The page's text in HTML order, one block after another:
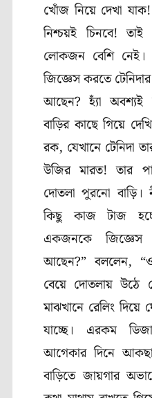
খোঁজ নিয়ে দেখা
নিশ্চয়ই চিনবে!
লোকজন বেশি নেই।
জিজ্ঞেস করতে
আছেন?হ্যাঁ
বাড়ির কাছে গিয়ে
রক, যেখানে টেনিদা
উজির মারত! তার
দোতলা পুরনো বাড়ি।
কিছু কাজ টাজ
একজনকে জিজ্ঞেস
আছেন?”বললেন, “
বেয়ে দোতলায় উঠে
মাঝখানে রেলিং দিয়ে
যাচ্ছে। এরকম
আগেকার দিনে
বাড়িতে জায়গার